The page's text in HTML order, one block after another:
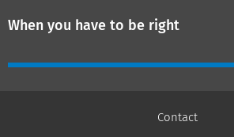
When you have to be right
Contact